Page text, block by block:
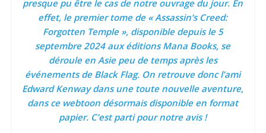
presque pu être le cas de notre ouvrage du jour. En
effet, le premier tome de « Assassin’s Creed:
Forgotten Temple », disponible depuis le 5
septembre 2024 aux éditions Mana Books, se
déroule en Asie peu de temps après les
événements de Black Flag. On retrouve donc l’ami
Edward Kenway dans une toute nouvelle aventure,
dans ce webtoon désormais disponible en format
papier. C’est parti pour notre avis !